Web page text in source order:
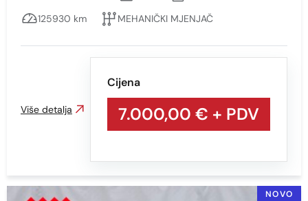
125930 km
MEHANIČKI MJENJAČ
Cijena
7.000,00 € + PDV
Više detalja
NOVO